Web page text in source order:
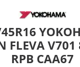
FLEVA V701
RPB CAA67